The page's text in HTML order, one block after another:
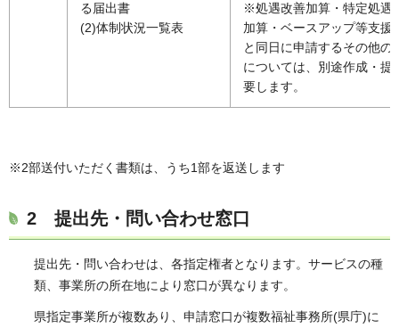
る届出書
(2)体制状況一覧表
※処遇改善加算・特定処遇
加算・ベースアップ等支援
と同日に申請するその他の
については、別途作成・提
要します。
※2部送付いただく書類は、うち1部を返送します
2 提出先・問い合わせ窓口
提出先・問い合わせは、各指定権者となります。サービスの種
類、事業所の所在地により窓口が異なります。
県指定事業所が複数あり、申請窓口が複数福祉事務所(県庁)に